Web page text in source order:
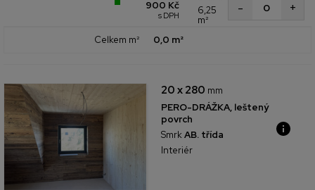
900 Kč
s DPH
6,25
m²
+
-
Celkem m² 0,0 m²
20 x 280 mm
PERO-DRÁŽKA, leštený
povrch
SmrkAB. třída
Interiér